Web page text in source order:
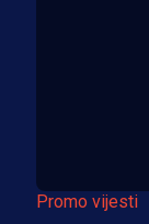
Promo vijesti